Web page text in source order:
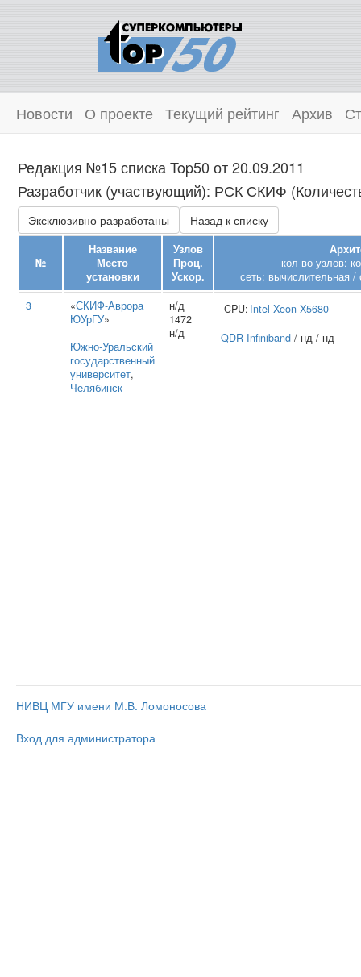
Новости О проекте Текущий рейтинг Архив
Редакция №15 списка Top50 от 20.09.2011
Разработчик (участвующий): РСК СКИФ
Эксклюзивно разработаны Назад к списку
№
Название
Место
установки
Узлов
Проц.
Ускор.
кол-во узлов:
сеть: вычислительная /
3
«СКИФ-Аврора
ЮУрГУ»
Южно‑Уральский
государственный
университет,
Челябинск
н/д
1472
н/д
CPU: Intel Xeon X5680
QDR Infiniband / нд / нд
НИВЦ МГУ имени М.В. Ломоносова
Вход для администратора